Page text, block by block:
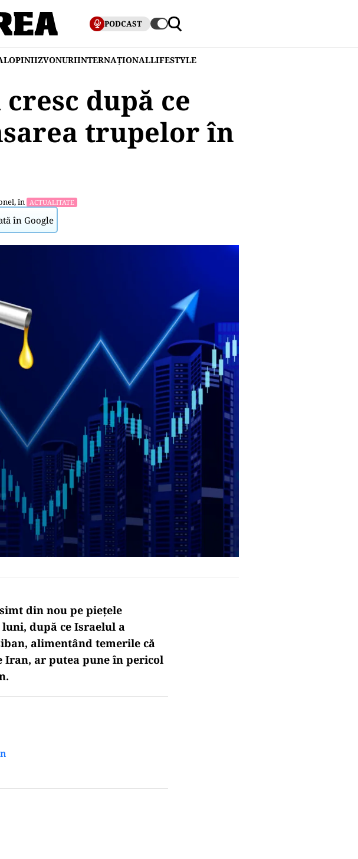
PODCAST
OPINIIZVONURIINTERNAȚIONALLIFESTYLE
după ce
trupelor în
, în ACTUALITATE
în Google
din nou pe piețele
după ce Israelul a
alimentând temerile că
Iran, ar putea pune în pericol